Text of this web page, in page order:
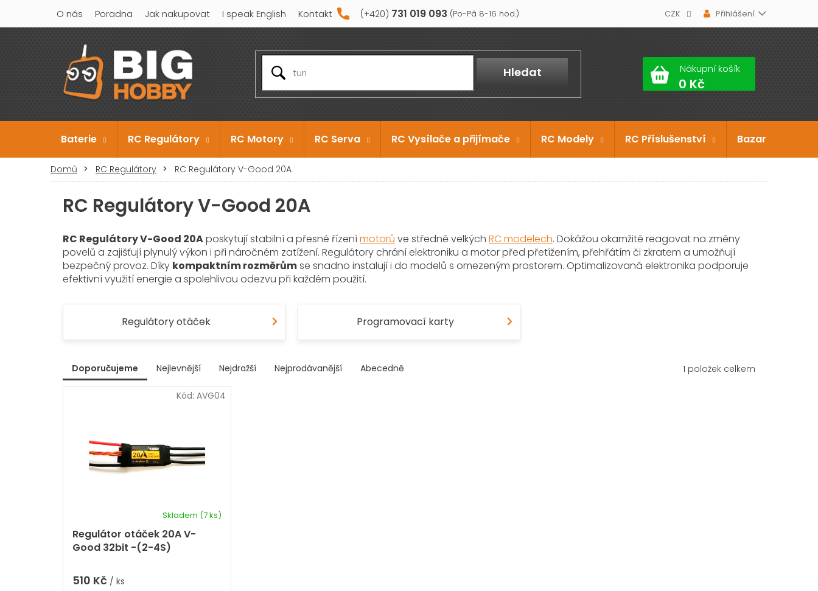
obsah
731 019 093
O nás Poradna Jak nakupovat I speak English Kontakt CZK Přihlášení
Hledat Nákupní košík
Baterie RC Regulátory RC Motory RC Serva RC Vysílače a přijímače RC Modely RC Příslušenství Bazar
Domů RC Regulátory RC Regulátory V-Good 20A
RC Regulátory V-Good 20A
RC Regulátory V-Good 20Aposkytují stabilní a přesné řízenímotorů ve středně velkých RC modelech. Dokážou okamžitě reagovat na změny
povelů a zajišťují plynulý výkon i při náročném zatížení. Regulátory chrání elektroniku a motor před přetížením, přehřátím či zkratem a umožňují
bezpečný provoz. Díky kompaktním rozměrůmse snadno instalují i do modelů s omezeným prostorem. Optimalizovaná elektronika podporuje
efektivní využití energie a spolehlivou odezvu při každém použití.
Regulátory otáček Programovací karty
Ř
Doporučujeme Nejlevnější Nejdražší Nejprodávanější Abecedně 1 položek celkem
ý
p
Regulátor otáček 20A V-
Good 32bit -(2-4S)
Skladem (7 ks)
510 Kč / ks
Kód: AVG04